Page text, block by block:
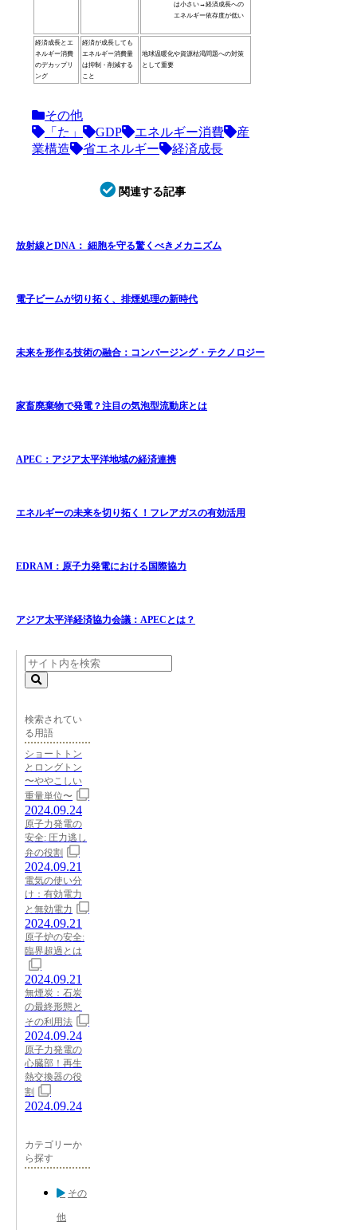
は小さい→経済成長への
エネルギー依存度が低い
経済成長とエ
ネルギー消費
のデカップリ
ング
経済が成長しても
エネルギー消費量
は抑制・削減する
こと
地球温暖化や資源枯渇問題への対策
として重要
その他
「た」
GDP エネルギー消費
産
業構造
省エネルギー 経済成長
関連する記事
放射線とDNA： 細胞を守る驚くべきメカニズム
電子ビームが切り拓く、排煙処理の新時代
未来を形作る技術の融合：コンバージング・テクノロジー
家畜廃棄物で発電？注目の気泡型流動床とは
APEC：アジア太平洋地域の経済連携
エネルギーの未来を切り拓く！フレアガスの有効活用
EDRAM：原子力発電における国際協力
アジア太平洋経済協力会議：APECとは？
検索されてい
る用語
ショートトン
とロングトン
〜ややこしい
重量単位〜
2024.09.24
原子力発電の
安全: 圧力逃し
弁の役割
2024.09.21
電気の使い分
け：有効電力
と無効電力
2024.09.21
原子炉の安全:
臨界超過とは
2024.09.21
無煙炭：石炭
の最終形態と
その利用法
2024.09.24
原子力発電の
心臓部！再生
熱交換器の役
割
2024.09.24
カテゴリーか
ら探す
その
他